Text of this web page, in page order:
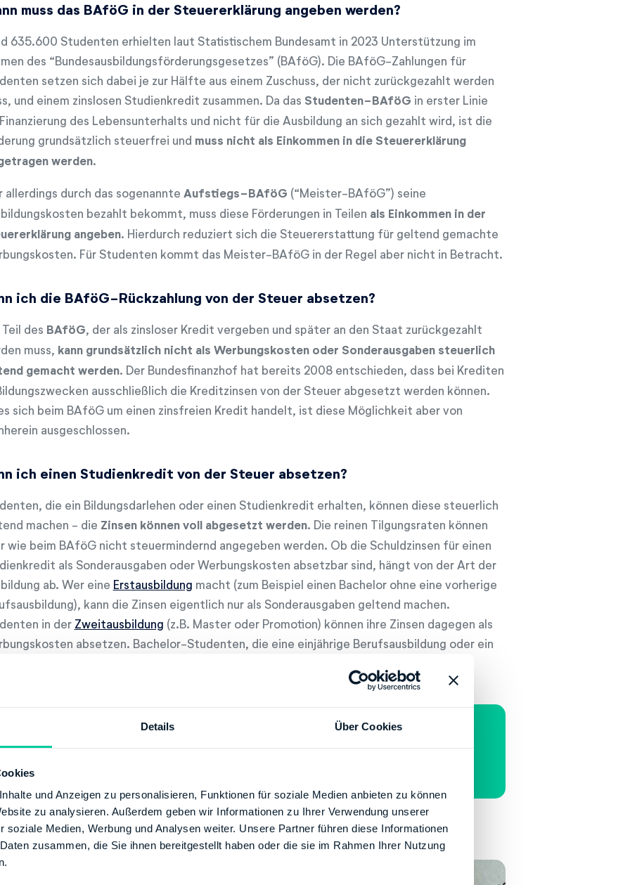
Details Über Cookies
und Anzeigen zu personalisieren, Funktionen für soziale Medien anbieten zu können
zu analysieren. Außerdem geben wir Informationen zu Ihrer Verwendung unserer
soziale Medien, Werbung und Analysen weiter. Unsere Partner führen diese Informationen
zusammen, die Sie ihnen bereitgestellt haben oder die sie im Rahmen Ihrer Nutzung
muss das BAföG in der Steuererklärung angeben werden?
635.600 Studenten erhielten laut Statistischem Bundesamt in 2023 Unterstützung im
des “Bundesausbildungsförderungsgesetzes” (BAföG). Die BAföG-Zahlungen für
setzen sich dabei je zur Hälfte aus einem Zuschuss, der nicht zurückgezahlt werden
und einem zinslosen Studienkredit zusammen. Da das Studenten-BAföG in erster Linie
des Lebensunterhalts und nicht für die Ausbildung an sich gezahlt wird, ist die
grundsätzlich steuerfrei und muss nicht als Einkommen in die Steuererklärung
werden.
allerdings durch das sogenannte Aufstiegs-BAföG (“Meister-BAföG”) seine
bezahlt bekommt, muss diese Förderungen in Teilen als Einkommen in der
angeben. Hierdurch reduziert sich die Steuererstattung für geltend gemachte
Für Studenten kommt das Meister-BAföG in der Regel aber nicht in Betracht.
ich die BAföG-Rückzahlung von der Steuer absetzen?
Teil des BAföG, der als zinsloser Kredit vergeben und später an den Staat zurückgezahlt
muss, kann grundsätzlich nicht als Werbungskosten oder Sonderausgaben steuerlich
gemacht werden. Der Bundesfinanzhof hat bereits 2008 entschieden, dass bei Krediten
ausschließlich die Kreditzinsen von der Steuer abgesetzt werden können.
sich beim BAföG um einen zinsfreien Kredit handelt, ist diese Möglichkeit aber von
ausgeschlossen.
ich einen Studienkredit von der Steuer absetzen?
die ein Bildungsdarlehen oder einen Studienkredit erhalten, können diese steuerlich
machen - die Zinsen können voll abgesetzt werden. Die reinen Tilgungsraten können
wie beim BAföG nicht steuermindernd angegeben werden. Ob die Schuldzinsen für einen
als Sonderausgaben oder Werbungskosten absetzbar sind, hängt von der Art der
ab. Wer eine Erstausbildung macht (zum Beispiel einen Bachelor ohne eine vorherige
kann die Zinsen eigentlich nur als Sonderausgaben geltend machen.
in der Zweitausbildung (z.B. Master oder Promotion) können ihre Zinsen dagegen als
absetzen. Bachelor-Studenten, die eine einjährige Berufsausbildung oder ein
Jetzt anmelden und Studienkosten zurückholen!
als Werbungskosten oder Sonderausgaben absetzen?